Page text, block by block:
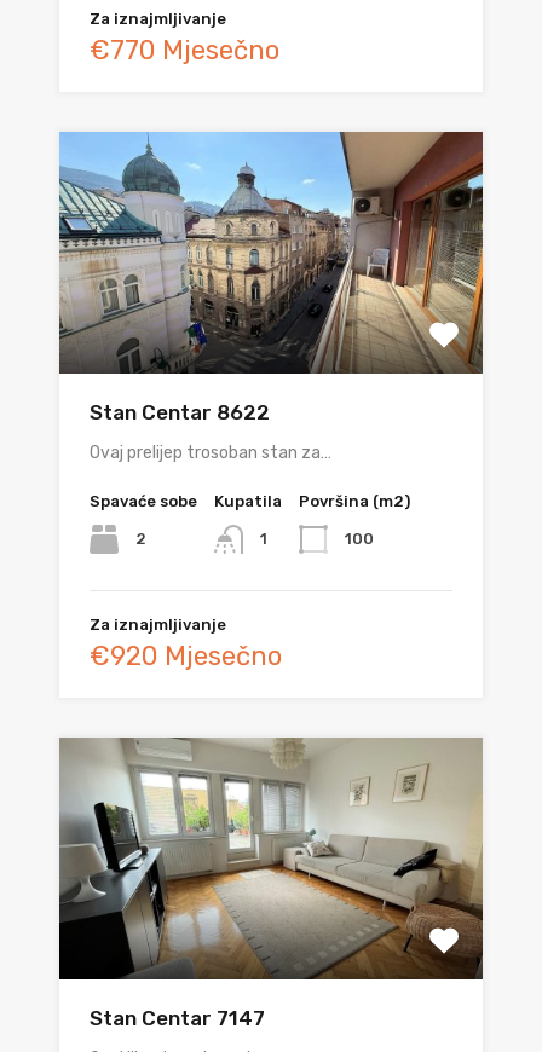
Za iznajmljivanje
€770 Mjesečno
Stan Centar 8622
Ovaj prelijep trosoban stan za…
Spavaće sobe
2
Kupatila
1
Površina (m2)
100
Za iznajmljivanje
€920 Mjesečno
Stan Centar 7147